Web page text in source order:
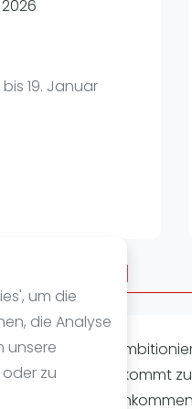
um die
die Analyse
unsere
zu
19. Januar
Advanced
auf einem
messen? Dann kommt